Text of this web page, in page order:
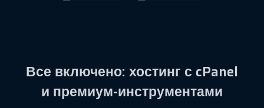
Все включено: хостинг с cPanel
и премиум-инструментами